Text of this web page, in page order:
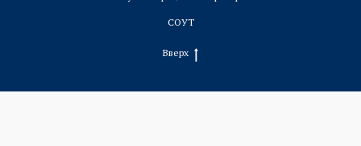
СОУТ
Вверх